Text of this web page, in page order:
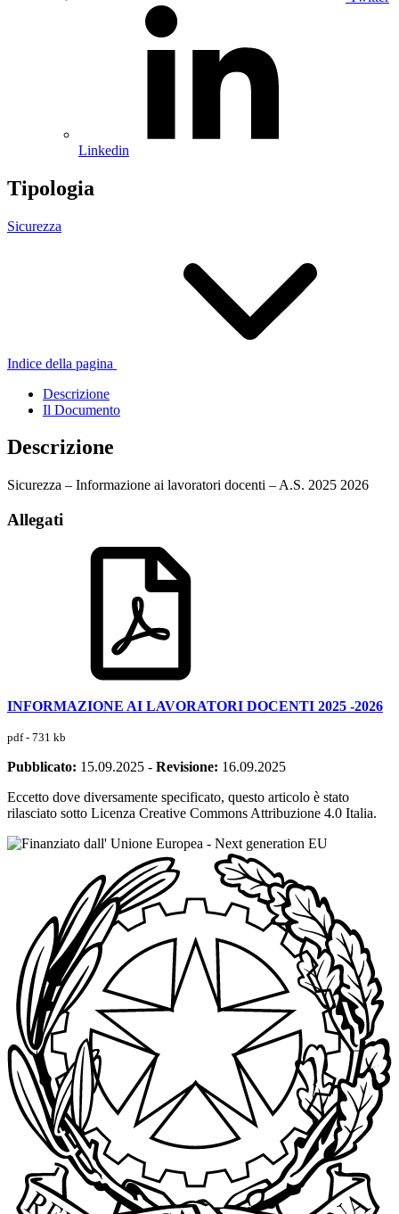
Linkedin
Tipologia
Sicurezza
Indice della pagina
Descrizione
Il Documento
Descrizione
Sicurezza – Informazione ai lavoratori docenti – A.S. 2025 2026
Allegati
INFORMAZIONE AI LAVORATORI DOCENTI 2025 -2026
pdf - 731 kb
Pubblicato: 15.09.2025 - Revisione: 16.09.2025
Eccetto dove diversamente specificato, questo articolo è stato
rilasciato sotto Licenza Creative Commons Attribuzione 4.0 Italia.